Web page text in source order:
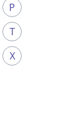
P
T
X